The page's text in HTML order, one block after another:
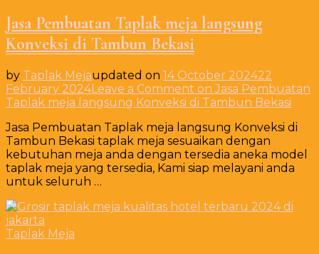
Jasa Pembuatan Taplak meja langsung
Konveksi di Tambun Bekasi
by Taplak Mejaupdated on 14 October 202422
February 2024Leave a Comment on Jasa Pembuatan
Taplak meja langsung Konveksi di Tambun Bekasi
Jasa Pembuatan Taplak meja langsung Konveksi di
Tambun Bekasi taplak meja sesuaikan dengan
kebutuhan meja anda dengan tersedia aneka model
taplak meja yang tersedia, Kami siap melayani anda
untuk seluruh …
Taplak Meja